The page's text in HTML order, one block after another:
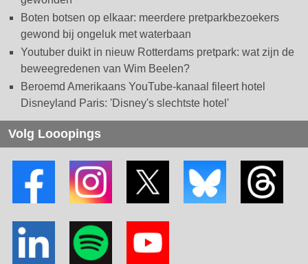
Boten botsen op elkaar: meerdere pretparkbezoekers
gewond bij ongeluk met waterbaan
Youtuber duikt in nieuw Rotterdams pretpark: wat zijn de
beweegredenen van Wim Beelen?
Beroemd Amerikaans YouTube-kanaal fileert hotel
Disneyland Paris: 'Disney's slechtste hotel'
Volg Looopings